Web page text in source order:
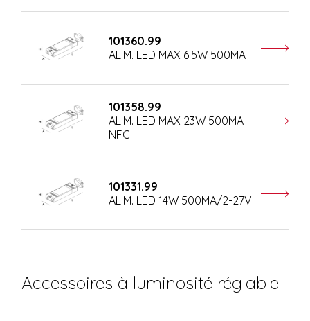
101360.99
ALIM. LED MAX 6.5W 500MA
101358.99
ALIM. LED MAX 23W 500MA
NFC
101331.99
ALIM. LED 14W 500MA/2-27V
Accessoires à luminosité réglable